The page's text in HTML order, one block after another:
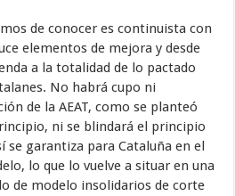
de conocer es continuista con
elementos de mejora y desde
a la totalidad de lo pactado
No habrá cupo ni
de la AEAT, como se planteó
ni se blindará el principio
se garantiza para Cataluña en el
lo que lo vuelve a situar en una
de modelo insolidarios de corte